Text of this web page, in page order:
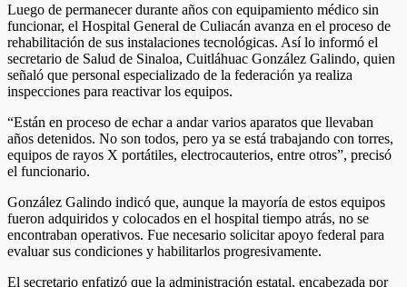
Luego de permanecer durante años con equipamiento médico sin
funcionar, el Hospital General de Culiacán avanza en el proceso de
rehabilitación de sus instalaciones tecnológicas. Así lo informó el
secretario de Salud de Sinaloa, Cuitláhuac González Galindo, quien
señaló que personal especializado de la federación ya realiza
inspecciones para reactivar los equipos.
“Están en proceso de echar a andar varios aparatos que llevaban
años detenidos. No son todos, pero ya se está trabajando con torres,
equipos de rayos X portátiles, electrocauterios, entre otros”, precisó
el funcionario.
González Galindo indicó que, aunque la mayoría de estos equipos
fueron adquiridos y colocados en el hospital tiempo atrás, no se
encontraban operativos. Fue necesario solicitar apoyo federal para
evaluar sus condiciones y habilitarlos progresivamente.
El secretario enfatizó que la administración estatal, encabezada por